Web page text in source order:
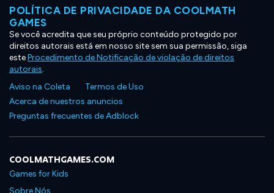
POLÍTICA DE PRIVACIDADE DA COOLMATH
GAMES
Se você acredita que seu próprio conteúdo protegido por
direitos autorais está em nosso site sem sua permissão, siga
esteProcedimento de Notificação de violação de direitos
autorais.
Aviso na Coleta
Termos de Uso
Acerca de nuestros anuncios
Preguntas frecuentes de Adblock
COOLMATHGAMES.COM
Games for Kids